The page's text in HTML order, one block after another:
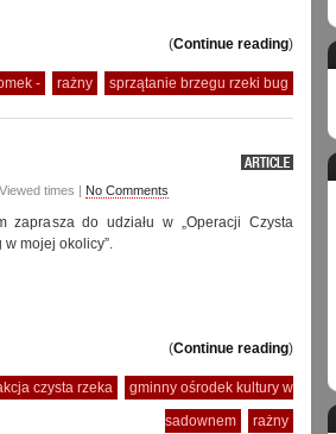
(Continue reading)
- rażny sprzątanie brzegu rzeki bug
times | No Comments
zaprasza do udziału w „Operacji Czysta
w mojej okolicy”.
(Continue reading)
czysta rzeka
gminny ośrodek kultury w
sadownem
rażny